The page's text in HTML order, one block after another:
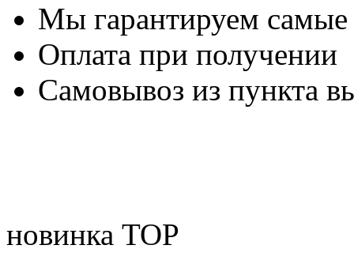
Мы гарантируем
Оплата при получении
Самовывоз из пункта
новинка TOP